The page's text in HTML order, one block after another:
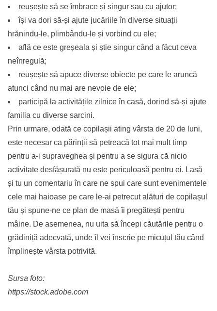
reușește să se îmbrace și singur sau cu ajutor;
își va dori să-și ajute jucăriile în diverse situații
hrănindu-le, plimbându-le și vorbind cu ele;
află ce este greșeala și știe singur când a făcut ceva
neînregulă;
reușește să apuce diverse obiecte pe care le aruncă
atunci când nu mai are nevoie de ele;
participă la activitățile zilnice în casă, dorind să-și ajute
familia cu diverse sarcini.
Prin urmare, odată ce copilașii ating vârsta de 20 de luni,
este necesar ca părinții să petreacă tot mai mult timp
pentru a-i supraveghea și pentru a se sigura că nicio
activitate desfășurată nu este periculoasă pentru ei. Lasă
și tu un comentariu în care ne spui care sunt evenimentele
cele mai haioase pe care le-ai petrecut alături de copilașul
tău și spune-ne ce plan de masă îi pregătești pentru
mâine. De asemenea, nu uita să începi căutările pentru o
grădiniță adecvată, unde îl vei înscrie pe micuțul tău când
împlinește vârsta potrivită.
Sursa foto:
https://stock.adobe.com